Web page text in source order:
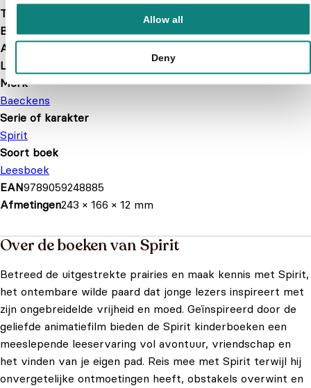
Allow all
Deny
Taal
BindwijzeHardcover
Aantal pagina's
Leeftijd
Merk
Baeckens
Serie of karakter
Spirit
Soort boek
Leesboek
EAN9789059248885
Afmetingen243 × 166 × 12 mm
Over de boeken van Spirit
Betreed de uitgestrekte prairies en maak kennis met Spirit,
het ontembare wilde paard dat jonge lezers inspireert met
zijn ongebreidelde vrijheid en moed. Geïnspireerd door de
geliefde animatiefilm bieden de Spirit kinderboeken een
meeslepende leeservaring vol avontuur, vriendschap en
het vinden van je eigen pad. Reis mee met Spirit terwijl hij
onvergetelijke ontmoetingen heeft, obstakels overwint en